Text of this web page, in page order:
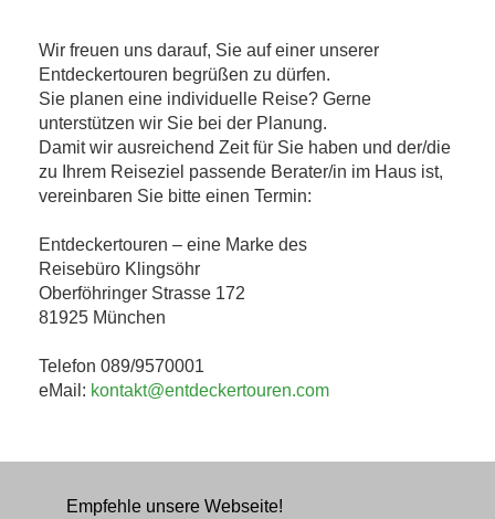
Wir freuen uns darauf, Sie auf einer unserer
Entdeckertouren begrüßen zu dürfen.
Sie planen eine individuelle Reise? Gerne
unterstützen wir Sie bei der Planung.
Damit wir ausreichend Zeit für Sie haben und der/die
zu Ihrem Reiseziel passende Berater/in im Haus ist,
vereinbaren Sie bitte einen Termin:
Entdeckertouren – eine Marke des
Reisebüro Klingsöhr
Oberföhringer Strasse 172
81925 München
Telefon 089/9570001
eMail: kontakt@entdeckertouren.com
Empfehle unsere Webseite!